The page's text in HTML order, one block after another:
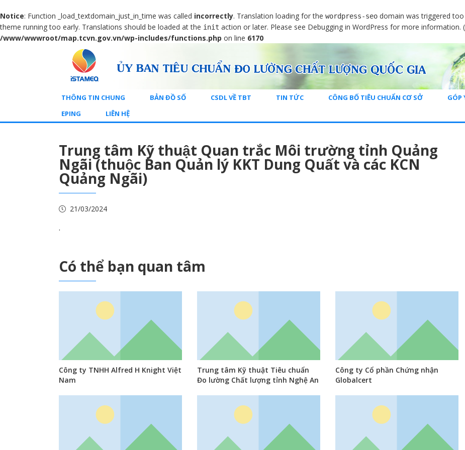
Notice: Function _load_textdomain_just_in_time was called incorrectly. Translation loading for the wordpress-seo domain was triggered
theme running too early. Translations should be loaded at the init action or later. Please see Debugging in WordPress for more information.
/www/wwwroot/map.tcvn.gov.vn/wp-includes/functions.php on line 6170
THÔNG TIN CHUNG BẢN ĐỒ SỐ CSDL VỀ TBT TIN TỨC CÔNG BỐ TIÊU CHUẨN CƠ SỞ GÓP
EPING
LIÊN HỆ
Trung tâm Kỹ thuật Quan trắc Môi trường tỉnh Quảng
Ngãi (thuộc Ban Quản lý KKT Dung Quất và các KCN
Quảng Ngãi)
21/03/2024
.
Có thể bạn quan tâm
Công ty TNHH Alfred H Knight Việt
Nam
Trung tâm Kỹ thuật Tiêu chuẩn
Đo lường Chất lượng tỉnh Nghệ An
Công ty Cổ phần Chứng nhận
Globalcert